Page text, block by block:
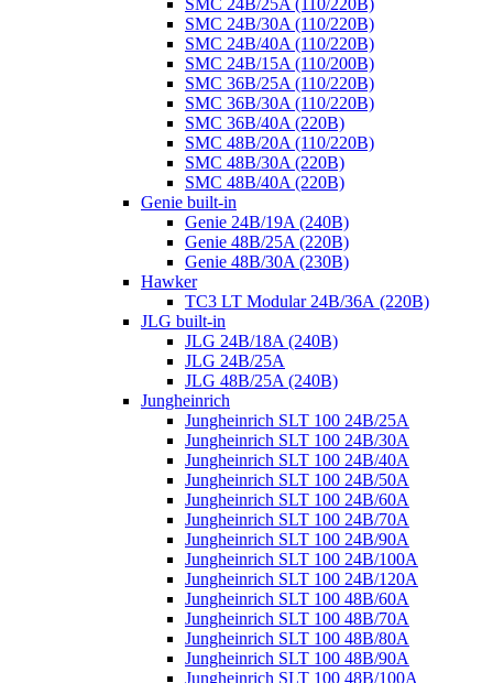
SMC 24B/30A (110/220B)
SMC 24B/40A (110/220B)
SMC 24B/15A (110/200B)
SMC 36B/25A (110/220B)
SMC 36B/30A (110/220B)
SMC 36B/40A (220B)
SMC 48B/20A (110/220B)
SMC 48B/30A (220B)
SMC 48B/40A (220B)
Genie built-in
Genie 24B/19A (240B)
Genie 48B/25A (220B)
Genie 48B/30A (230B)
Hawker
TC3 LT Modular 24В/36А (220B)
JLG built-in
JLG 24B/18A (240B)
JLG 24B/25A
JLG 48B/25A (240B)
Jungheinrich
Jungheinrich SLT 100 24B/25A
Jungheinrich SLT 100 24B/30A
Jungheinrich SLT 100 24B/40A
Jungheinrich SLT 100 24B/50A
Jungheinrich SLT 100 24B/60A
Jungheinrich SLT 100 24B/70A
Jungheinrich SLT 100 24B/90A
Jungheinrich SLT 100 24B/100A
Jungheinrich SLT 100 24B/120A
Jungheinrich SLT 100 48B/60A
Jungheinrich SLT 100 48B/70A
Jungheinrich SLT 100 48B/80A
Jungheinrich SLT 100 48B/90A
Jungheinrich SLT 100 48B/100A